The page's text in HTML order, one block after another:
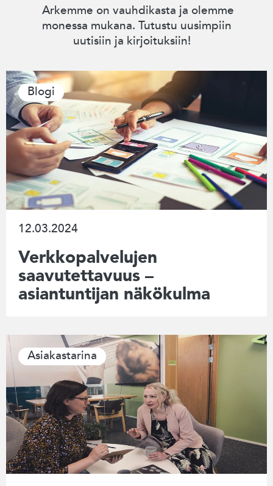
Arkemme on vauhdikasta ja olemme
monessa mukana. Tutustu uusimpiin
uutisiin ja kirjoituksiin!
Blogi
12.03.2024
Verkkopalvelujen
saavutettavuus –
asiantuntijan näkökulma
Asiakastarina